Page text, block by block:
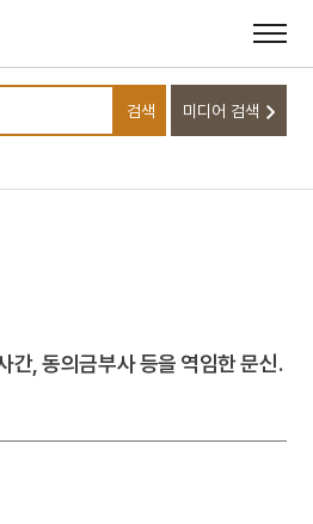
검색어를 입력하세요
검색 미디어 검색
고본
간, 동의금부사 등을 역임한 문신.